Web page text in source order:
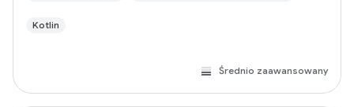
Kotlin
Średnio zaawansowany